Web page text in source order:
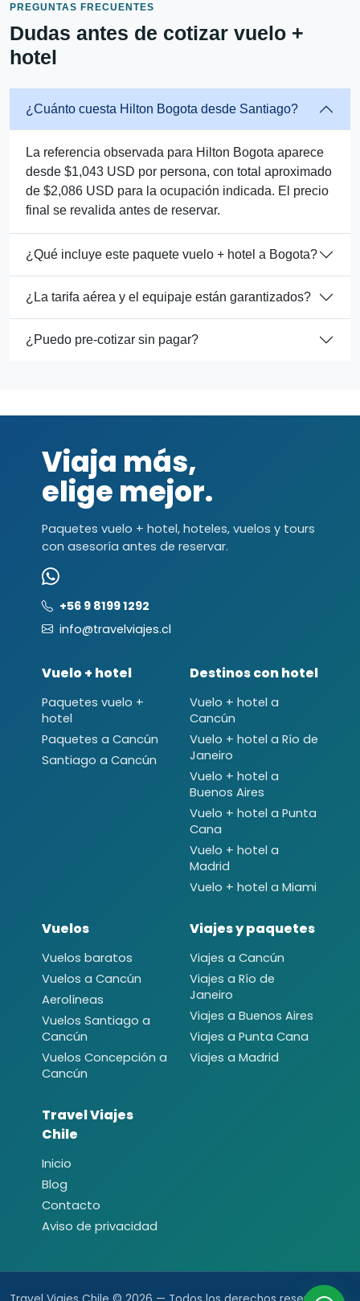
PREGUNTAS FRECUENTES
Dudas antes de cotizar vuelo +
hotel
¿Cuánto cuesta Hilton Bogota desde Santiago?
La referencia observada para Hilton Bogota aparece
desde $1,043 USD por persona, con total aproximado
de $2,086 USD para la ocupación indicada. El precio
final se revalida antes de reservar.
¿Qué incluye este paquete vuelo + hotel a Bogota?
¿La tarifa aérea y el equipaje están garantizados?
¿Puedo pre-cotizar sin pagar?
Viaja más,
elige mejor.
Paquetes vuelo + hotel, hoteles, vuelos y tours
con asesoría antes de reservar.
+56 9 8199 1292
info@travelviajes.cl
Vuelo + hotel
Paquetes vuelo +
hotel
Paquetes a Cancún
Santiago a Cancún
Destinos con hotel
Vuelo + hotel a
Cancún
Vuelo + hotel a Río de
Janeiro
Vuelo + hotel a
Buenos Aires
Vuelo + hotel a Punta
Cana
Vuelo + hotel a
Madrid
Vuelo + hotel a Miami
Vuelos
Vuelos baratos
Vuelos a Cancún
Aerolíneas
Vuelos Santiago a
Cancún
Vuelos Concepción a
Cancún
Viajes y paquetes
Viajes a Cancún
Viajes a Río de
Janeiro
Viajes a Buenos Aires
Viajes a Punta Cana
Viajes a Madrid
Travel Viajes
Chile
Inicio
Blog
Contacto
Aviso de privacidad